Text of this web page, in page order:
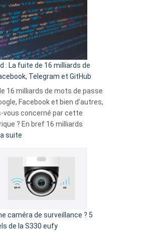
secondes
:
Le
Wrapped
Party
pour
comparer
vos
goûts
musicaux
avec
9
amis
: La fuite de 16 milliards de
Telegram et GitHub
16 milliards de mots de passe
Facebook et bien d’autres,
vous concerné par cette
? En bref 16 milliards
suite
record
La
fuite
16
milliards
caméra de surveillance ? 5
de la S330 eufy